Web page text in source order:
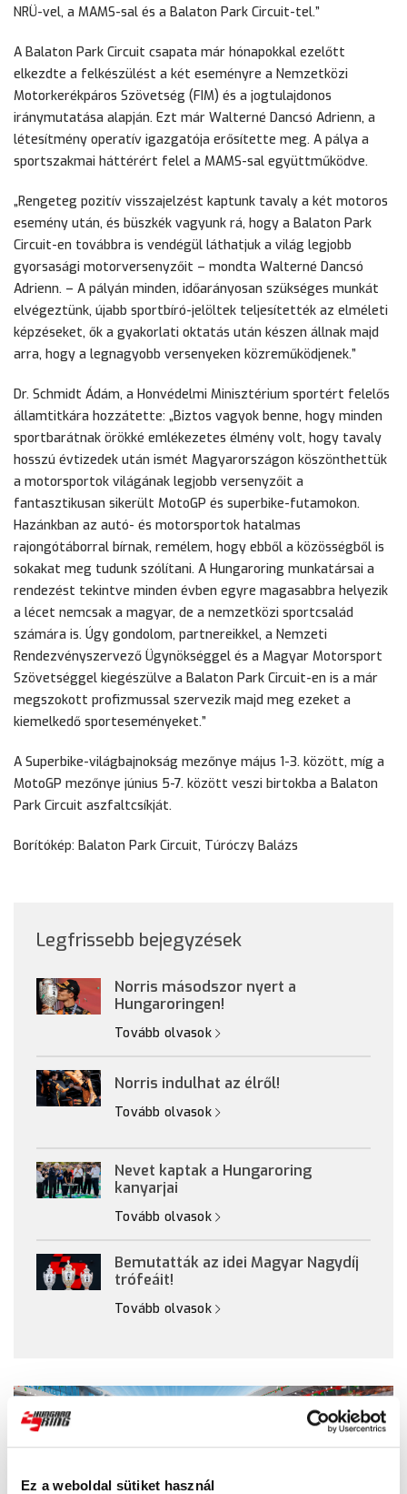
Ez a weboldal sütiket használ
NRÜ-vel, a MAMS-sal és a Balaton Park Circuit-tel.”
A Balaton Park Circuit csapata már hónapokkal ezelőtt
elkezdte a felkészülést a két eseményre a Nemzetközi
Motorkerékpáros Szövetség (FIM) és a jogtulajdonos
iránymutatása alapján. Ezt már Walterné Dancsó Adrienn, a
létesítmény operatív igazgatója erősítette meg. A pálya a
sportszakmai háttérért felel a MAMS-sal együttműködve.
„Rengeteg pozitív visszajelzést kaptunk tavaly a két motoros
esemény után, és büszkék vagyunk rá, hogy a Balaton Park
Circuit-en továbbra is vendégül láthatjuk a világ legjobb
gyorsasági motorversenyzőit – mondta Walterné Dancsó
Adrienn. – A pályán minden, időarányosan szükséges munkát
elvégeztünk, újabb sportbíró-jelöltek teljesítették az elméleti
képzéseket, ők a gyakorlati oktatás után készen állnak majd
arra, hogy a legnagyobb versenyeken közreműködjenek.”
Dr. Schmidt Ádám, a Honvédelmi Minisztérium sportért felelős
államtitkára hozzátette: „Biztos vagyok benne, hogy minden
sportbarátnak örökké emlékezetes élmény volt, hogy tavaly
hosszú évtizedek után ismét Magyarországon köszönthettük
a motorsportok világának legjobb versenyzőit a
fantasztikusan sikerült MotoGP és superbike-futamokon.
Hazánkban az autó- és motorsportok hatalmas
rajongótáborral bírnak, remélem, hogy ebből a közösségből is
sokakat meg tudunk szólítani. A Hungaroring munkatársai a
rendezést tekintve minden évben egyre magasabbra helyezik
a lécet nemcsak a magyar, de a nemzetközi sportcsalád
számára is. Úgy gondolom, partnereikkel, a Nemzeti
Rendezvényszervező Ügynökséggel és a Magyar Motorsport
Szövetséggel kiegészülve a Balaton Park Circuit-en is a már
megszokott profizmussal szervezik majd meg ezeket a
kiemelkedő sporteseményeket.”
A Superbike-világbajnokság mezőnye május 1-3. között, míg a
MotoGP mezőnye június 5-7. között veszi birtokba a Balaton
Park Circuit aszfaltcsíkját.
Borítókép: Balaton Park Circuit, Túróczy Balázs
Legfrissebb bejegyzések
Norris másodszor nyert a
Hungaroringen!
Tovább olvasok
Norris indulhat az élről!
Tovább olvasok
Nevet kaptak a Hungaroring
kanyarjai
Tovább olvasok
Bemutatták az idei Magyar Nagydíj
trófeáit!
Tovább olvasok